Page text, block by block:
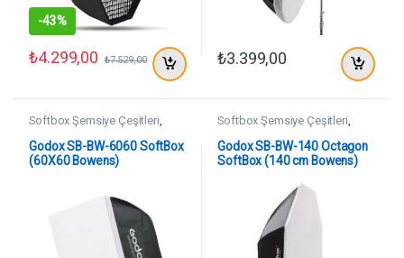
-43%
₺4.299,00 ₺7.529,00 ₺3.399,00
Softbox Şemsiye Çeşitleri,
Godox SB-BW-6060 SoftBox
(60X60 Bowens)
Softbox Şemsiye Çeşitleri,
Godox SB-BW-140 Octagon
SoftBox (140 cm Bowens)